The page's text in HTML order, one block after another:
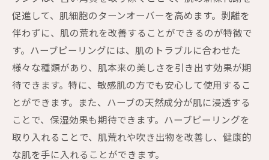
促進して、肌細胞のターンオーバーを高めます。剥離を
伴わずに、肌の荒れを改善することができるのが特徴で
す。ハーブピーリングには、肌のトラブルに合わせた
様々な種類があり、肌本来の美しさを引き出す効果が期
待できます。特に、敏感肌の方でも安心して使用するこ
とができます。また、ハーブの天然成分が肌に浸透する
ことで、保湿効果も期待できます。ハーブピーリングを
取り入れることで、肌荒れや吹き出物を改善し、健康的
な肌を手に入れることができます。